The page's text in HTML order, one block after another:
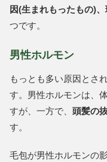
因(生まれもったもの)
つです。
男性ホルモン
もっとも多い原因とさ
す。男性ホルモンは、
すが、一方で、 頭髪の
す。
毛包が男性ホルモンの